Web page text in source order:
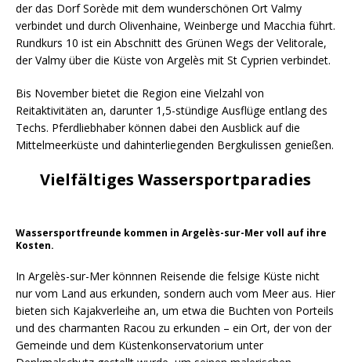
der das Dorf Sorède mit dem wunderschönen Ort Valmy
verbindet und durch Olivenhaine, Weinberge und Macchia führt.
Rundkurs 10 ist ein Abschnitt des Grünen Wegs der Velitorale,
der Valmy über die Küste von Argelès mit St Cyprien verbindet.
Bis November bietet die Region eine Vielzahl von
Reitaktivitäten an, darunter 1,5-stündige Ausflüge entlang des
Techs. Pferdliebhaber können dabei den Ausblick auf die
Mittelmeerküste und dahinterliegenden Bergkulissen genießen.
Vielfältiges Wassersportparadies
Wassersportfreunde kommen in Argelès-sur-Mer voll auf ihre
Kosten.
In Argelès-sur-Mer könnnen Reisende die felsige Küste nicht
nur vom Land aus erkunden, sondern auch vom Meer aus. Hier
bieten sich Kajakverleihe an, um etwa die Buchten von Porteils
und des charmanten Racou zu erkunden – ein Ort, der von der
Gemeinde und dem Küstenkonservatorium unter